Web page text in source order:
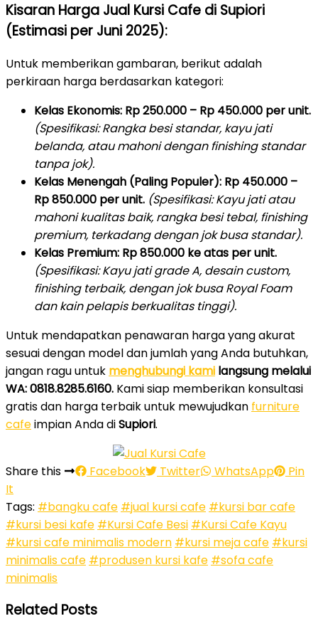
Kisaran Harga Jual Kursi Cafe di Supiori
(Estimasi per Juni 2025):
Untuk memberikan gambaran, berikut adalah
perkiraan harga berdasarkan kategori:
Kelas Ekonomis: Rp 250.000 – Rp 450.000 per unit.
(Spesifikasi: Rangka besi standar, kayu jati
belanda, atau mahoni dengan finishing standar
tanpa jok).
Kelas Menengah (Paling Populer): Rp 450.000 –
Rp 850.000 per unit. (Spesifikasi: Kayu jati atau
mahoni kualitas baik, rangka besi tebal, finishing
premium, terkadang dengan jok busa standar).
Kelas Premium: Rp 850.000 ke atas per unit.
(Spesifikasi: Kayu jati grade A, desain custom,
finishing terbaik, dengan jok busa Royal Foam
dan kain pelapis berkualitas tinggi).
Untuk mendapatkan penawaran harga yang akurat
sesuai dengan model dan jumlah yang Anda butuhkan,
jangan ragu untuk menghubungi kami langsung melalui
WA: 0818.8285.6160. Kami siap memberikan konsultasi
gratis dan harga terbaik untuk mewujudkan furniture
cafeimpian Anda diSupiori.
Share this Facebook Twitter WhatsApp
Pin
It
Tags: #bangku cafe #jual kursi cafe #kursi bar cafe
#kursi besi kafe #Kursi Cafe Besi #Kursi Cafe Kayu
#kursi cafe minimalis modern #kursi meja cafe #kursi
minimalis cafe #produsen kursi kafe #sofa cafe
minimalis
Related Posts